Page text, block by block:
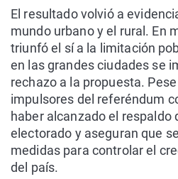
El resultado volvió a
mundo urbano y el rural. En
triunfó el sí a la limitación
en las grandes ciudades se
rechazo a la propuesta.
impulsores del referéndum
haber alcanzado el respaldo
electorado y aseguran que
medidas para controlar el
del país.